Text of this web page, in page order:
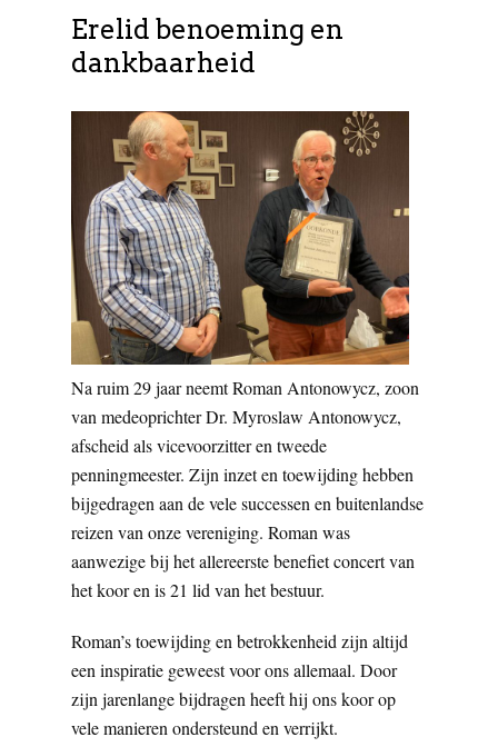
Erelid benoeming en
dankbaarheid
Na ruim 29 jaar neemt Roman Antonowycz, zoon
van medeoprichter Dr. Myroslaw Antonowycz,
afscheid als vicevoorzitter en tweede
penningmeester. Zijn inzet en toewijding hebben
bijgedragen aan de vele successen en buitenlandse
reizen van onze vereniging. Roman was
aanwezige bij het allereerste benefiet concert van
het koor en is 21 lid van het bestuur.
Roman’s toewijding en betrokkenheid zijn altijd
een inspiratie geweest voor ons allemaal. Door
zijn jarenlange bijdragen heeft hij ons koor op
vele manieren ondersteund en verrijkt.